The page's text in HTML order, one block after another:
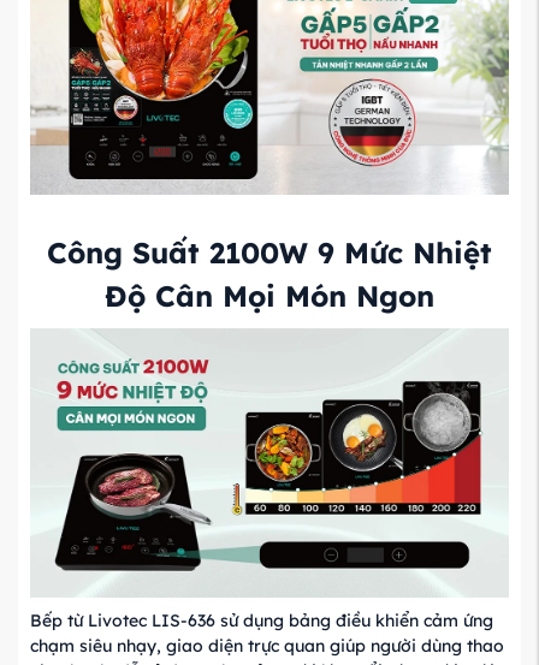
Công Suất 2100W 9 Mức Nhiệt
Độ Cân Mọi Món Ngon
Bếp từ Livotec LIS-636 sử dụng bảng điều khiển cảm ứng
chạm siêu nhạy, giao diện trực quan giúp người dùng thao